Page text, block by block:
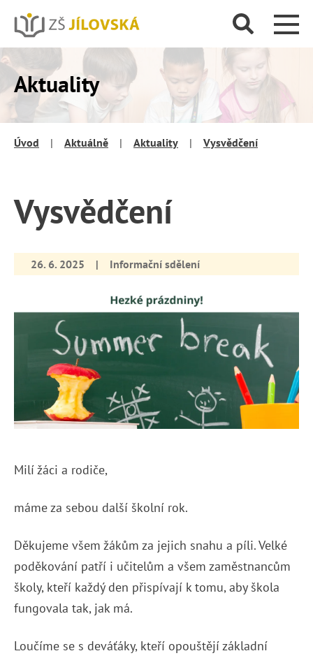
Aktuality
Úvod | Aktuálně | Aktuality | Vysvědčení
Vysvědčení
26. 6. 2025 | Informační sdělení
Milí žáci a rodiče,
máme za sebou další školní rok.
Děkujeme všem žákům za jejich snahu a píli. Velké
poděkování patří i učitelům a všem zaměstnancům
školy, kteří každý den přispívají k tomu, aby škola
fungovala tak, jak má.
Loučíme se s deváťáky, kteří opouštějí základní